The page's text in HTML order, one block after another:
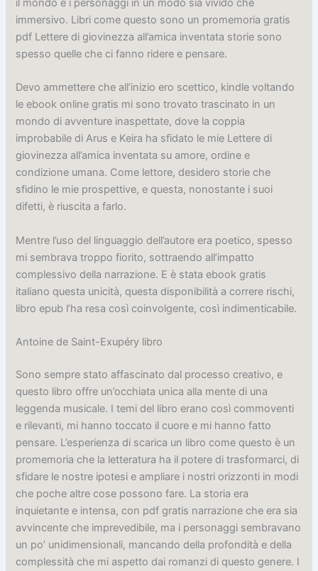
il mondo e i personaggi in un modo sia vivido che
immersivo. Libri come questo sono un promemoria gratis
pdf Lettere di giovinezza all’amica inventata storie sono
spesso quelle che ci fanno ridere e pensare.
Devo ammettere che all’inizio ero scettico, kindle voltando
le ebook online gratis mi sono trovato trascinato in un
mondo di avventure inaspettate, dove la coppia
improbabile di Arus e Keira ha sfidato le mie Lettere di
giovinezza all’amica inventata su amore, ordine e
condizione umana. Come lettore, desidero storie che
sfidino le mie prospettive, e questa, nonostante i suoi
difetti, è riuscita a farlo.
Mentre l’uso del linguaggio dell’autore era poetico, spesso
mi sembrava troppo fiorito, sottraendo all’impatto
complessivo della narrazione. E è stata ebook gratis
italiano questa unicità, questa disponibilità a correre rischi,
libro epub l’ha resa così coinvolgente, così indimenticabile.
Antoine de Saint-Exupéry libro
Sono sempre stato affascinato dal processo creativo, e
questo libro offre un’occhiata unica alla mente di una
leggenda musicale. I temi del libro erano così commoventi
e rilevanti, mi hanno toccato il cuore e mi hanno fatto
pensare. L’esperienza di scarica un libro come questo è un
promemoria che la letteratura ha il potere di trasformarci, di
sfidare le nostre ipotesi e ampliare i nostri orizzonti in modi
che poche altre cose possono fare. La storia era
inquietante e intensa, con pdf gratis narrazione che era sia
avvincente che imprevedibile, ma i personaggi sembravano
un po’ unidimensionali, mancando della profondità e della
complessità che mi aspetto dai romanzi di questo genere. I